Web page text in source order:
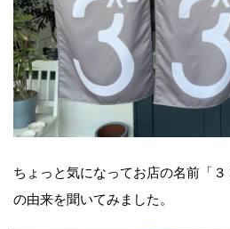
ちょっと気になってお店の名前「３
の由来を聞いてみました。